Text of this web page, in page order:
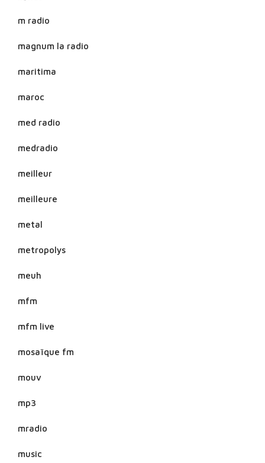
m radio
magnum la radio
maritima
maroc
med radio
medradio
meilleur
meilleure
metal
metropolys
meuh
mfm
mfm live
mosaïque fm
mouv
mp3
mradio
music